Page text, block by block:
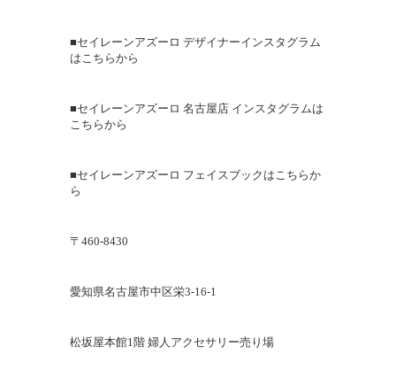
■セイレーンアズーロ デザイナーインスタグラム
はこちらから
■︎セイレーンアズーロ 名古屋店 インスタグラムは
こちらから
■セイレーンアズーロ フェイスブックはこちらか
ら
〒460-8430
愛知県名古屋市中区栄3-16-1
松坂屋本館1階 婦人アクセサリー売り場